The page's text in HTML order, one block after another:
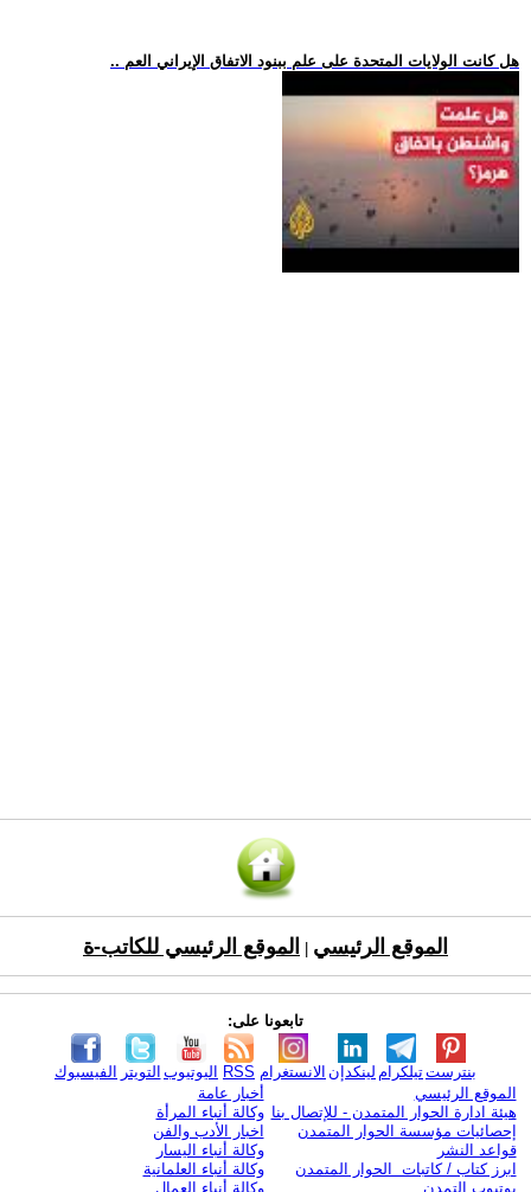
.. هل كانت الولايات المتحدة على علم ببنود الاتفاق الإيراني العم
الموقع الرئيسي الموقع الرئيسي للكاتب-ة
تابعونا على:
الفيسبوك التويتر اليوتيوب RSS الانستغرام لينكدإن تيلكرامبنترست
الموقع الرئيسي
هيئة ادارة الحوار المتمدن - للإتصال بنا
إحصائيات مؤسسة الحوار المتمدن
قواعد النشر
ابرز كتاب / كاتبات الحوار المتمدن
يوتيوب التمدن
أخبار عامة
وكالة أنباء المرأة
اخبار الأدب والفن
وكالة أنباء اليسار
وكالة أنباء العلمانية
وكالة أنباء العمال